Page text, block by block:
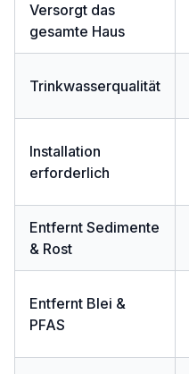
Versorgt das
gesamte Haus
Trinkwasserqualität
Installation
erforderlich
Entfernt Sedimente
& Rost
Entfernt Blei &
PFAS